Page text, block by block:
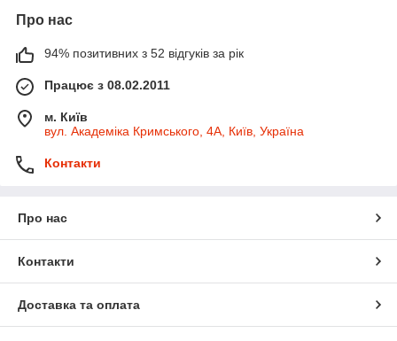
Про нас
94% позитивних з 52 відгуків за рік
Працює з 08.02.2011
м. Київ
вул. Академіка Кримського, 4А, Київ, Україна
Контакти
Про нас
Контакти
Доставка та оплата